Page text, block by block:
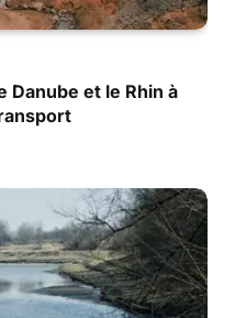
Danube et le Rhin à